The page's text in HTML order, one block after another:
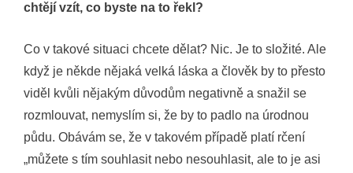
chtějí vzít, co byste na to řekl?
Co v takové situaci chcete dělat? Nic. Je to složité. Ale
když je někde nějaká velká láska a člověk by to přesto
viděl kvůli nějakým důvodům negativně a snažil se
rozmlouvat, nemyslím si, že by to padlo na úrodnou
půdu. Obávám se, že v takovém případě platí rčení
„můžete s tím souhlasit nebo nesouhlasit, ale to je asi